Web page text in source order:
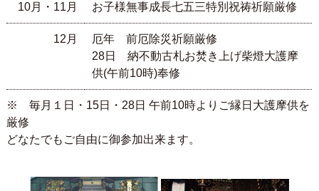
10月・11月 お子様無事成長七五三特別祝祷祈願厳修
12月
厄年 前厄除災祈願厳修
28日 納不動古札お焚き上げ柴燈大護摩
供(午前10時)奉修
※ 毎月１日・15日・28日 午前10時よりご縁日大護摩供を
厳修
どなたでもご自由に御参加出来ます。